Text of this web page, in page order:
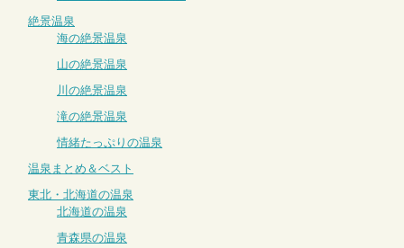
絶景温泉
海の絶景温泉
山の絶景温泉
川の絶景温泉
滝の絶景温泉
情緒たっぷりの温泉
温泉まとめ＆ベスト
東北・北海道の温泉
北海道の温泉
青森県の温泉